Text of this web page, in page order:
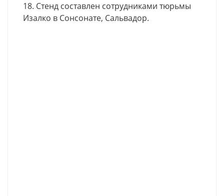
18. Стенд составлен сотрудниками тюрьмы
Изалко в Сонсонате, Сальвадор.